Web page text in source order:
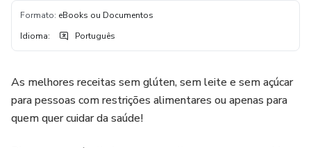
Formato: eBooks ou Documentos
Idioma: Português
As melhores receitas sem glúten, sem leite e sem açúcar
para pessoas com restrições alimentares ou apenas para
quem quer cuidar da saúde!